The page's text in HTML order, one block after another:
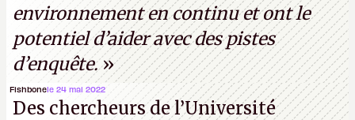
environnement en continu et ont le
potentiel d’aider avec des pistes
d’enquête.»
Fishbonele 24 mai 2022
Des chercheurs de l’Université